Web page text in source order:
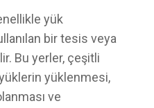
yük
bir tesis veya
Bu yerler, çeşitli
yüklenmesi,
ve